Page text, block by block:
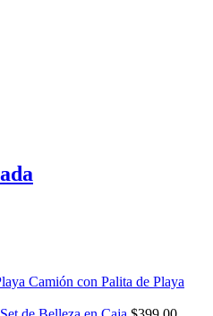
Camión con Palita de Playa